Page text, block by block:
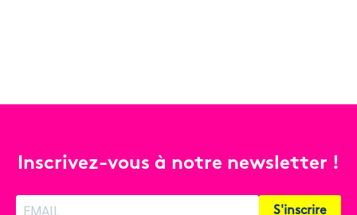
Inscrivez-vous à notre newsletter !
S'inscrire